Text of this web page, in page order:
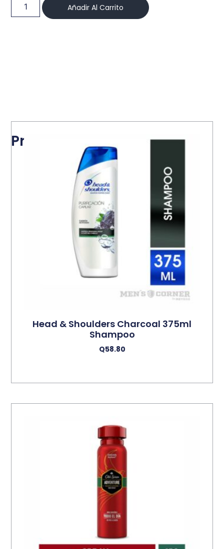
Añadir Al Carrito
Productos relacionados
Head & Shoulders Charcoal 375ml
Shampoo
Q58.80